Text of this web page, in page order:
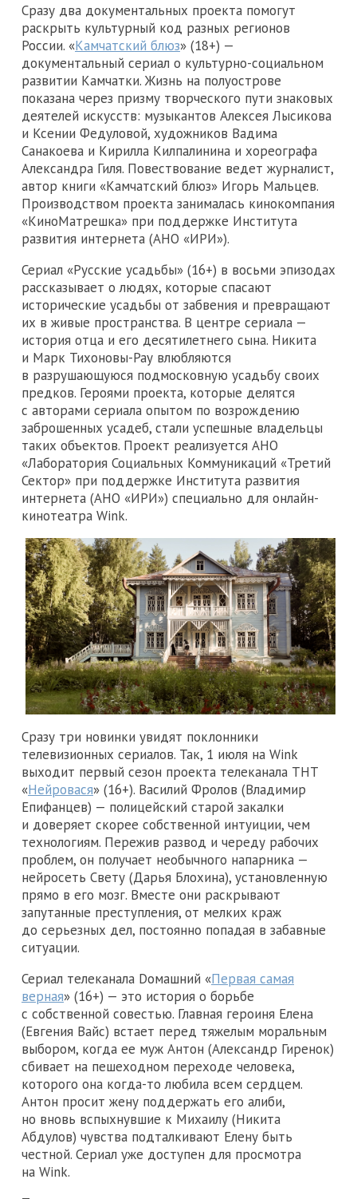
Сразу два документальных проекта помогут
раскрыть культурный код разных регионов
России. «Камчатский блюз» (18+) —
документальный сериал о культурно-социальном
развитии Камчатки. Жизнь на полуострове
показана через призму творческого пути знаковых
деятелей искусств: музыкантов Алексея Лысикова
и Ксении Федуловой, художников Вадима
Санакоева и Кирилла Килпалинина и хореографа
Александра Гиля. Повествование ведет журналист,
автор книги «Камчатский блюз» Игорь Мальцев.
Производством проекта занималась кинокомпания
«КиноМатрешка» при поддержке Института
развития интернета (АНО «ИРИ»).
Сериал «Русские усадьбы» (16+) в восьми эпизодах
рассказывает о людях, которые спасают
исторические усадьбы от забвения и превращают
их в живые пространства. В центре сериала —
история отца и его десятилетнего сына. Никита
и Марк Тихоновы-Рау влюбляются
в разрушающуюся подмосковную усадьбу своих
предков. Героями проекта, которые делятся
с авторами сериала опытом по возрождению
заброшенных усадеб, стали успешные владельцы
таких объектов. Проект реализуется АНО
«Лаборатория Социальных Коммуникаций «Третий
Сектор» при поддержке Института развития
интернета (АНО «ИРИ») специально для онлайн-
кинотеатра Wink.
Сразу три новинки увидят поклонники
телевизионных сериалов. Так, 1 июля на Wink
выходит первый сезон проекта телеканала ТНТ
«Нейровася» (16+). Василий Фролов (Владимир
Епифанцев) — полицейский старой закалки
и доверяет скорее собственной интуиции, чем
технологиям. Пережив развод и череду рабочих
проблем, он получает необычного напарника —
нейросеть Свету (Дарья Блохина), установленную
прямо в его мозг. Вместе они раскрывают
запутанные преступления, от мелких краж
до серьезных дел, постоянно попадая в забавные
ситуации.
Сериал телеканала Dомашний «Первая самая
верная» (16+) — это история о борьбе
с собственной совестью. Главная героиня Елена
(Евгения Вайс) встает перед тяжелым моральным
выбором, когда ее муж Антон (Александр Гиренок)
сбивает на пешеходном переходе человека,
которого она когда-то любила всем сердцем.
Антон просит жену поддержать его алиби,
но вновь вспыхнувшие к Михаилу (Никита
Абдулов) чувства подталкивают Елену быть
честной. Сериал уже доступен для просмотра
на Wink.